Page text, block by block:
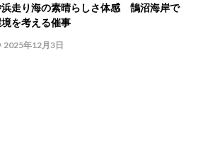
走り海の素晴らしさ体感 鵠沼海岸で
を考える催事
2025年12月3日